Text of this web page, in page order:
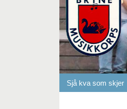
Sjå kva som skjer